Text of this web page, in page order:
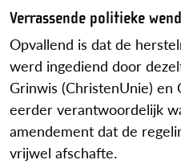
Verrassende politieke
Opvallend is dat de
werd ingediend door
Grinwis (ChristenUnie)
eerder verantwoordelijk
amendement dat de
vrijwel afschafte.